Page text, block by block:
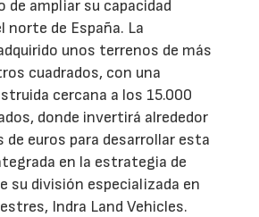
de ampliar su capacidad
norte de España. La
unos terrenos de más
cuadrados, con una
cercana a los 15.000
donde invertirá alrededor
de euros para desarrollar esta
en la estrategia de
su división especializada en
Indra Land Vehicles.